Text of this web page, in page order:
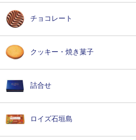
チョコレート
クッキー・焼き菓子
詰合せ
ロイズ石垣島